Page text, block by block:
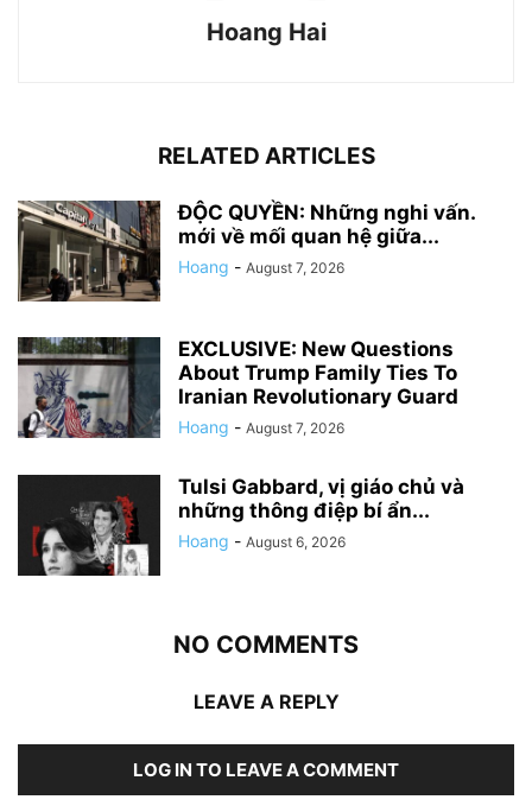
Hoang Hai
RELATED ARTICLES
ĐỘC QUYỀN: Những nghi vấn.
mới về mối quan hệ giữa...
Hoang - August 7, 2026
EXCLUSIVE: New Questions
About Trump Family Ties To
Iranian Revolutionary Guard
Hoang - August 7, 2026
Tulsi Gabbard, vị giáo chủ và
những thông điệp bí ẩn...
Hoang - August 6, 2026
NO COMMENTS
LEAVE A REPLY
LOG IN TO LEAVE A COMMENT